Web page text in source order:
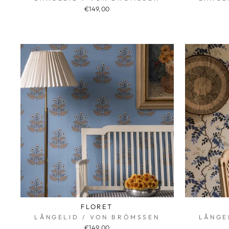
€149,00
FLORET
LÅNGELID / VON BRÖMSSEN